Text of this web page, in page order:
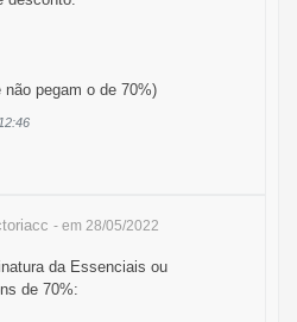
pegam o de 70%)
- em 28/05/2022
da Essenciais ou
de 70%: